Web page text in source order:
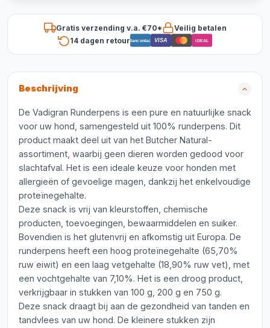
Gratis verzending v.a. €70*
Veilig betalen
14 dagen retourBancontact VISA iDEAL
Beschrijving
De Vadigran Runderpens is een pure en natuurlijke snack
voor uw hond, samengesteld uit 100% runderpens. Dit
product maakt deel uit van het Butcher Natural-
assortiment, waarbij geen dieren worden gedood voor
slachtafval. Het is een ideale keuze voor honden met
allergieën of gevoelige magen, dankzij het enkelvoudige
proteïnegehalte.
Deze snack is vrij van kleurstoffen, chemische
producten, toevoegingen, bewaarmiddelen en suiker.
Bovendien is het glutenvrij en afkomstig uit Europa. De
runderpens heeft een hoog proteïnegehalte (65,70%
ruw eiwit) en een laag vetgehalte (18,90% ruw vet), met
een vochtgehalte van 7,10%. Het is een droog product,
verkrijgbaar in stukken van 100 g, 200 g en 750 g.
Deze snack draagt bij aan de gezondheid van tanden en
tandvlees van uw hond. De kleinere stukken zijn